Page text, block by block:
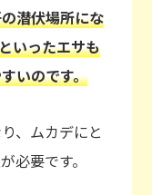
潜伏場所にな
いったエサも
いのです。
、ムカデにと
必要です。